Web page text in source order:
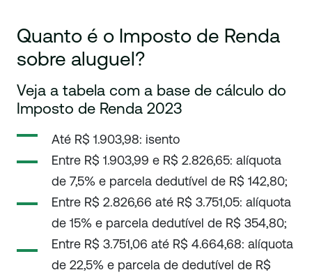
Quanto é o Imposto de Renda
sobre aluguel?
Veja a tabela com a base de cálculo do
Imposto de Renda 2023
Até R$ 1.903,98: isento
Entre R$ 1.903,99 e R$ 2.826,65: alíquota
de 7,5% e parcela dedutível de R$ 142,80;
Entre R$ 2.826,66 até R$ 3.751,05: alíquota
de 15% e parcela dedutível de R$ 354,80;
Entre R$ 3.751,06 até R$ 4.664,68: alíquota
de 22,5% e parcela de dedutível de R$